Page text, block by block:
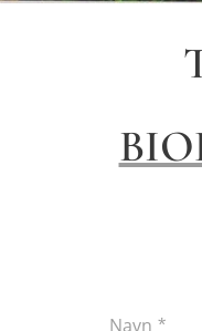
Navn